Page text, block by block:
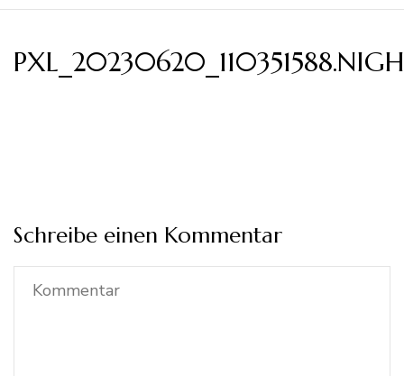
Schreibe einen Kommentar